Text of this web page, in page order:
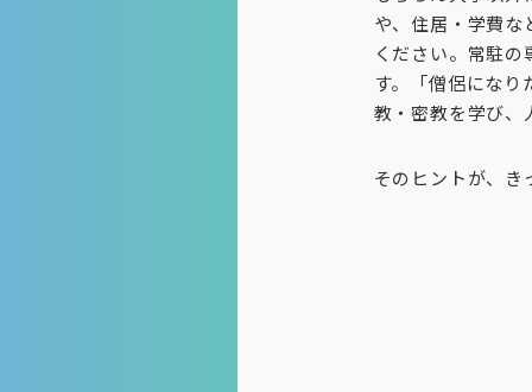
や、住居・学費
ください。常駐
す。「僧侶にな
教・密教を学び、
そのヒントが、き